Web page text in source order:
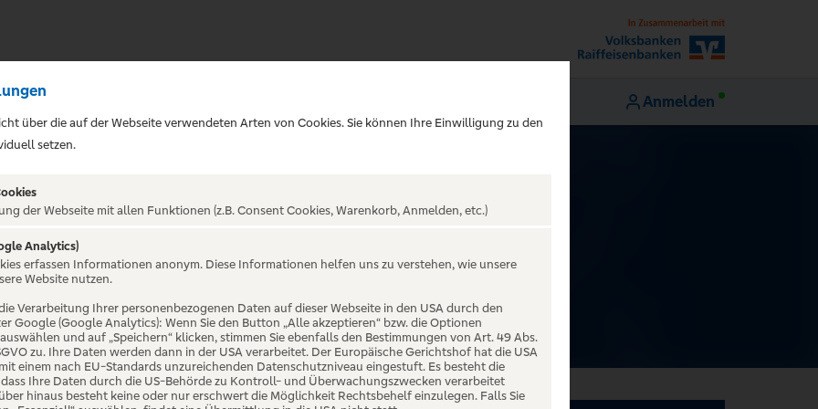
Anmelden
NERVEN STARK
über die auf der Webseite verwendeten Arten von Cookies. Sie können Ihre Einwilligung zu den
setzen.
der Webseite mit allen Funktionen (z.B. Consent Cookies, Warenkorb, Anmelden, etc.)
Analytics)
erfassen Informationen anonym. Diese Informationen helfen uns zu verstehen, wie unsere
Website nutzen.
Verarbeitung Ihrer personenbezogenen Daten auf dieser Webseite in den USA durch den
Google (Google Analytics): Wenn Sie den Button „Alle akzeptieren“ bzw. die Optionen
und auf „Speichern“ klicken, stimmen Sie ebenfalls den Bestimmungen von Art. 49 Abs.
zu. Ihre Daten werden dann in der USA verarbeitet. Der Europäische Gerichtshof hat die USA
einem nach EU-Standards unzureichenden Datenschutzniveau eingestuft. Es besteht die
Ihre Daten durch die US-Behörde zu Kontroll- und Überwachungszwecken verarbeitet
hinaus besteht keine oder nur erschwert die Möglichkeit Rechtsbehelf einzulegen. Falls Sie